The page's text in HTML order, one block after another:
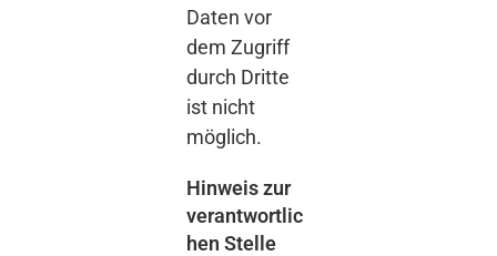
Daten vor
dem Zugriff
durch Dritte
ist nicht
möglich.
Hinweis zur
verantwortlic
hen Stelle